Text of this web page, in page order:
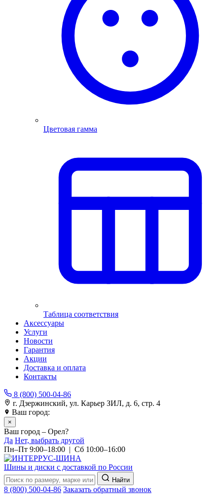
Цветовая гамма
Таблица соответствия
Аксессуары
Услуги
Новости
Гарантия
Акции
Доставка и оплата
Контакты
8 (800) 500-04-86
г. Дзержинский, ул. Карьер ЗИЛ, д. 6, стр. 4
Ваш город:
×
Ваш город – Орел?
Да Нет, выбрать другой
Пн–Пт 9:00–18:00 | Сб 10:00–16:00
Шины и диски с доставкой по России
Найти
8 (800) 500-04-86 Заказать обратный звонок